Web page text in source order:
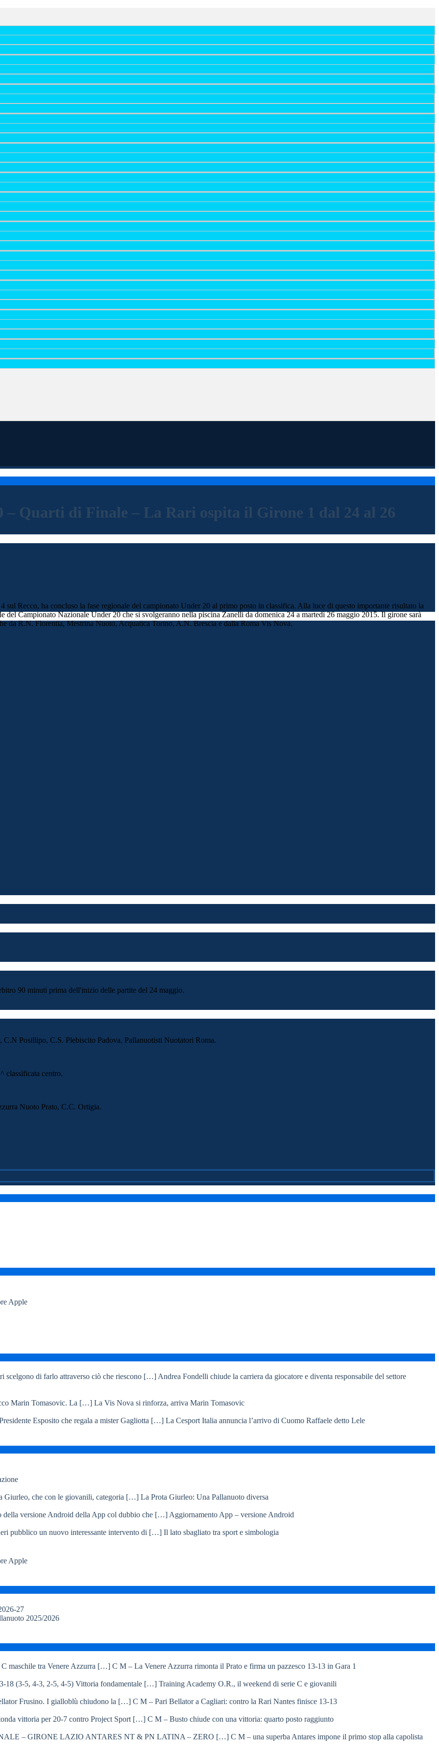
– Quarti di Finale – La Rari ospita il Girone 1 dal 24 al 26
Recco, ha concluso la fase regionale del campionato Under 20 al primo posto in classifica. Alla luce di questo importante risultato la
del Campionato Nazionale Under 20 che si svolgeranno nella piscina Zanelli da domenica 24 a martedì 26 maggio 2015. Il girone sarà
da R.N. Florentia, Mestrina Nuoto, Acquatica Torino, A.N. Brescia e dalla Roma Vis Nova.
90 minuti prima dell'inizio delle partite del 24 maggio.
Posillipo, C.S. Plebiscito Padova, Pallanuotisti Nuotatori Roma.
classificata centro.
Nuoto Prato, C.C. Ortigia.
Apple
Andrea Fondelli chiude la carriera da giocatore e diventa responsabile del settore
La Vis Nova si rinforza, arriva Marin Tomasovic
La Cesport Italia annuncia l’arrivo di Cuomo Raffaele detto Lele
La Prota Giurleo: Una Pallanuoto diversa
Aggiornamento App – versione Android
Il lato sbagliato tra sport e simbologia
Apple
27
2025/2026
C M – La Venere Azzurra rimonta il Prato e firma un pazzesco 13-13 in Gara 1
Training Academy O.R., il weekend di serie C e giovanili
C M – Pari Bellator a Cagliari: contro la Rari Nantes finisce 13-13
C M – Busto chiude con una vittoria: quarto posto raggiunto
C M – una superba Antares impone il primo stop alla capolista